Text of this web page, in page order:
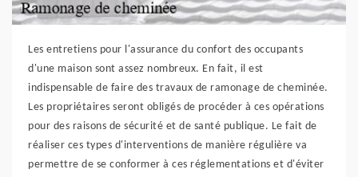
Les entretiens pour l'assurance du confort des occupants
d'une maison sont assez nombreux. En fait, il est
indispensable de faire des travaux de ramonage de cheminée.
Les propriétaires seront obligés de procéder à ces opérations
pour des raisons de sécurité et de santé publique. Le fait de
réaliser ces types d'interventions de manière régulière va
permettre de se conformer à ces réglementations et d'éviter